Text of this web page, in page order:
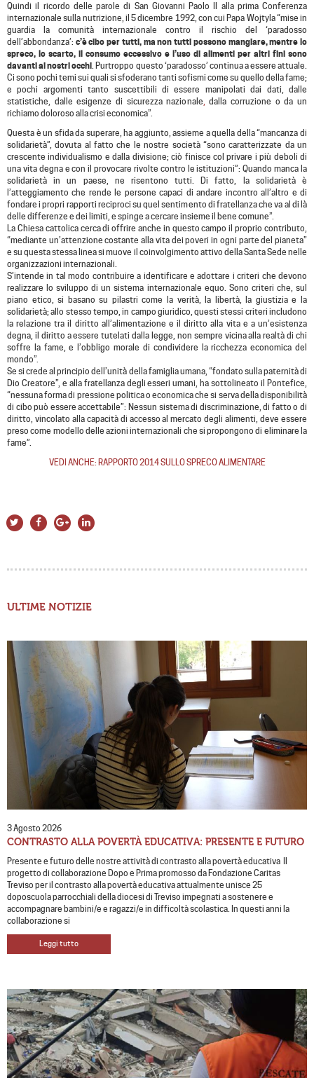
Quindi il ricordo delle parole di San Giovanni Paolo II alla prima Conferenza
internazionale sulla nutrizione, il 5 dicembre 1992, con cui Papa Wojtyla “mise in
guardia la comunità internazionale contro il rischio del ‘paradosso
dell’abbondanza’: c’è cibo per tutti, ma non tutti possono mangiare, mentre lo
spreco, lo scarto, il consumo eccessivo e l’uso di alimenti per altri fini sono
davanti ai nostri occhi. Purtroppo questo ‘paradosso’ continua a essere attuale.
Ci sono pochi temi sui quali si sfoderano tanti sofismi come su quello della fame;
e pochi argomenti tanto suscettibili di essere manipolati dai dati, dalle
statistiche, dalle esigenze di sicurezza nazionale, dalla corruzione o da un
richiamo doloroso alla crisi economica”.
Questa è un sfida da superare, ha aggiunto, assieme a quella della “mancanza di
solidarietà”, dovuta al fatto che le nostre società “sono caratterizzate da un
crescente individualismo e dalla divisione; ciò finisce col privare i più deboli di
una vita degna e con il provocare rivolte contro le istituzioni”: Quando manca la
solidarietà in un paese, ne risentono tutti. Di fatto, la solidarietà è
l’atteggiamento che rende le persone capaci di andare incontro all’altro e di
fondare i propri rapporti reciproci su quel sentimento di fratellanza che va al di là
delle differenze e dei limiti, e spinge a cercare insieme il bene comune”.
La Chiesa cattolica cerca di offrire anche in questo campo il proprio contributo,
“mediante un’attenzione costante alla vita dei poveri in ogni parte del pianeta”
e su questa stessa linea si muove il coinvolgimento attivo della Santa Sede nelle
organizzazioni internazionali.
S’intende in tal modo contribuire a identificare e adottare i criteri che devono
realizzare lo sviluppo di un sistema internazionale equo. Sono criteri che, sul
piano etico, si basano su pilastri come la verità, la libertà, la giustizia e la
solidarietà; allo stesso tempo, in campo giuridico, questi stessi criteri includono
la relazione tra il diritto all’alimentazione e il diritto alla vita e a un’esistenza
degna, il diritto a essere tutelati dalla legge, non sempre vicina alla realtà di chi
soffre la fame, e l’obbligo morale di condividere la ricchezza economica del
mondo”.
Se si crede al principio dell’unità della famiglia umana, “fondato sulla paternità di
Dio Creatore”, e alla fratellanza degli esseri umani, ha sottolineato il Pontefice,
“nessuna forma di pressione politica o economica che si serva della disponibilità
di cibo può essere accettabile”: Nessun sistema di discriminazione, di fatto o di
diritto, vincolato alla capacità di accesso al mercato degli alimenti, deve essere
preso come modello delle azioni internazionali che si propongono di eliminare la
fame”.
VEDI ANCHE: RAPPORTO 2014 SULLO SPRECO ALIMENTARE
ULTIME NOTIZIE
3 Agosto 2026
CONTRASTO ALLA POVERTÀ EDUCATIVA: PRESENTE E FUTURO
Presente e futuro delle nostre attività di contrasto alla povertà educativa Il
progetto di collaborazione Dopo e Prima promosso da Fondazione Caritas
Treviso per il contrasto alla povertà educativa attualmente unisce 25
doposcuola parrocchiali della diocesi di Treviso impegnati a sostenere e
accompagnare bambini/e e ragazzi/e in difficoltà scolastica. In questi anni la
collaborazione si
Leggi tutto